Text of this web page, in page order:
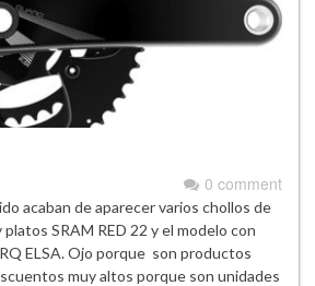
0 comment
acaban de aparecer varios chollos de
SRAM RED 22 y el modelo con
ELSA. Ojo porque son productos
muy altos porque son unidades